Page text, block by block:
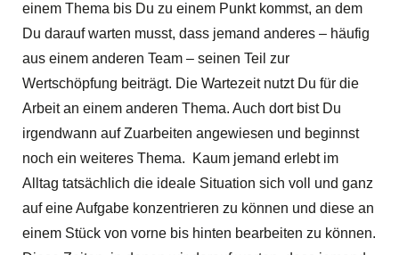
einem Thema bis Du zu einem Punkt kommst, an dem
Du darauf warten musst, dass jemand anderes – häufig
aus einem anderen Team – seinen Teil zur
Wertschöpfung beiträgt. Die Wartezeit nutzt Du für die
Arbeit an einem anderen Thema. Auch dort bist Du
irgendwann auf Zuarbeiten angewiesen und beginnst
noch ein weiteres Thema. Kaum jemand erlebt im
Alltag tatsächlich die ideale Situation sich voll und ganz
auf eine Aufgabe konzentrieren zu können und diese an
einem Stück von vorne bis hinten bearbeiten zu können.